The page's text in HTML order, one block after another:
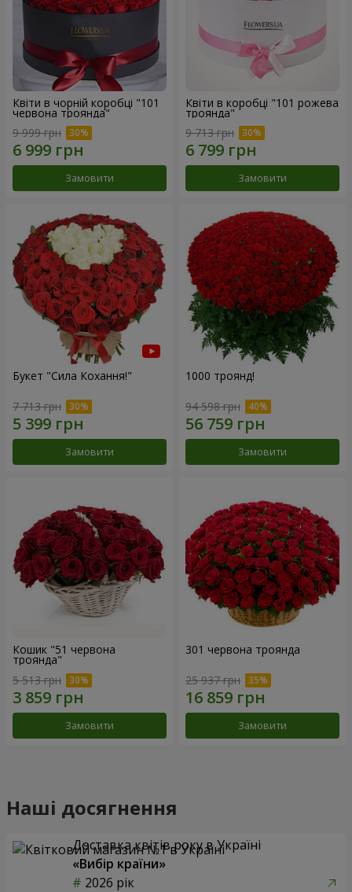
Квіти в чорній коробці "101
червона троянда"
9 999 грн
Замовити
Квіти в коробці "101 рожева
троянда"
9 713 грн
Замовити
Букет "Сила Кохання!"
7 713 грн
Замовити
1000 троянд!
94 598 грн
Замовити
Кошик "51 червона
троянда"
5 513 грн
Замовити
301 червона троянда
25 937 грн
Замовити
Наші досягнення
Доставка квітів року в Україні
«Вибір країни»
2026 рік